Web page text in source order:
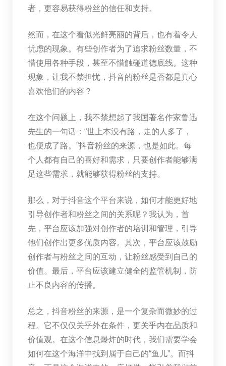
者，更容易获得粉丝的信任和支持。
然而，在这个看似光鲜亮丽的背后，也有着令人
忧虑的现象。有些创作者为了追求粉丝数量，不
惜使用各种手段，甚至不惜触碰道德底线。这种
现象，让我不禁担忧，抖音的粉丝是否都是真心
喜欢他们的内容？
在这个问题上，我不禁想起了我国著名作家鲁迅
先生的一句话：“世上本没有路，走的人多了，
也便成了路。”抖音粉丝的来源，也是如此。每
个人都有自己的喜好和需求，只要创作者能够满
足这些需求，就能够获得粉丝的支持。
那么，对于抖音这个平台来说，如何才能更好地
引导创作者和粉丝之间的关系呢？我认为，首
先，平台应该加强对创作者的培训和管理，引导
他们创作出更多优质内容。其次，平台应该鼓励
创作者与粉丝之间的互动，让粉丝感受到自己的
价值。最后，平台应该建立健全的监管机制，防
止不良内容的传播。
总之，抖音粉丝的来源，是一个复杂而微妙的过
程。它不仅仅关乎外在条件，更关乎内在品质和
价值观。在这个信息爆炸的时代，我们需要学会
如何在这个海洋中找到属于自己的“鱼儿”。而抖